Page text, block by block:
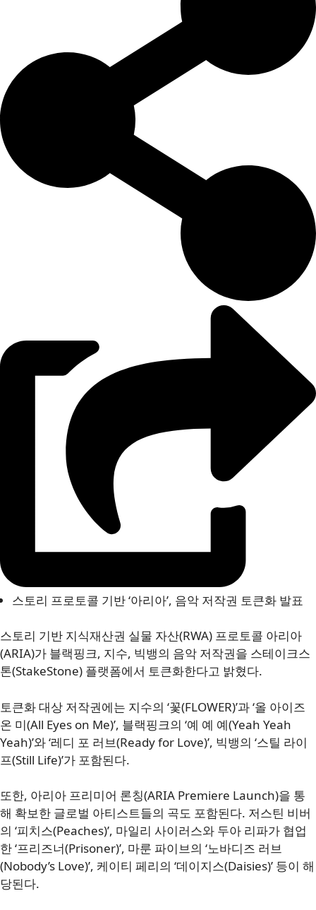
스토리 프로토콜 기반 ‘아리아’, 음악 저작권 토큰화 발표
스토리 기반 지식재산권 실물 자산(RWA) 프로토콜 아리아
(ARIA)가 블랙핑크, 지수, 빅뱅의 음악 저작권을 스테이크스
톤(StakeStone) 플랫폼에서 토큰화한다고 밝혔다.
토큰화 대상 저작권에는 지수의 ‘꽃(FLOWER)’과 ‘올 아이즈
온 미(All Eyes on Me)’, 블랙핑크의 ‘예 예 예(Yeah Yeah
Yeah)’와 ‘레디 포 러브(Ready for Love)’, 빅뱅의 ‘스틸 라이
프(Still Life)’가 포함된다.
또한, 아리아 프리미어 론칭(ARIA Premiere Launch)을 통
해 확보한 글로벌 아티스트들의 곡도 포함된다. 저스틴 비버
의 ‘피치스(Peaches)’, 마일리 사이러스와 두아 리파가 협업
한 ‘프리즈너(Prisoner)’, 마룬 파이브의 ‘노바디즈 러브
(Nobody’s Love)’, 케이티 페리의 ‘데이지스(Daisies)’ 등이 해
당된다.